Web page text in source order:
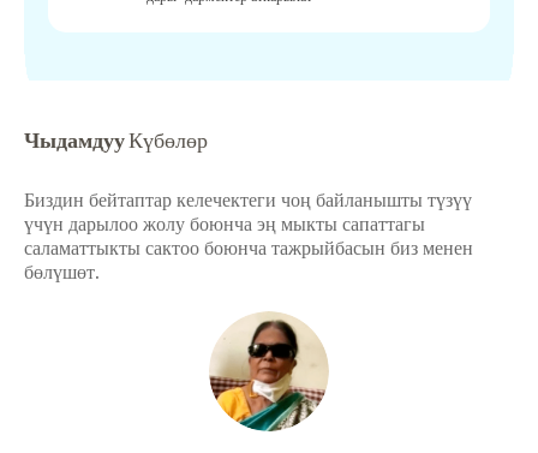
ЧыдамдууКүбөлөр
Биздин бейтаптар келечектеги чоң байланышты түзүү
үчүн дарылоо жолу боюнча эң мыкты сапаттагы
саламаттыкты сактоо боюнча тажрыйбасын биз менен
бөлүшөт.